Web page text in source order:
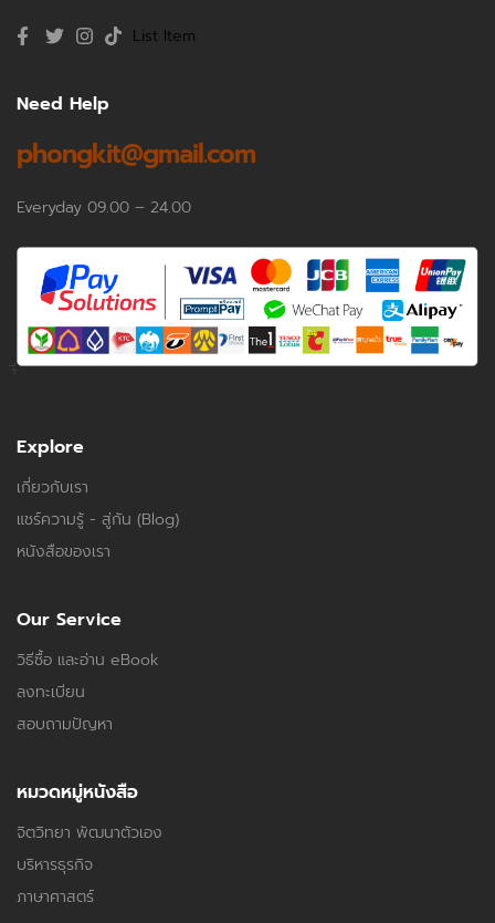
List Item
Need Help
phongkit@gmail.com
Everyday 09.00 – 24.00
Explore
เกี่ยวกับเรา
แชร์ความรู้ - สู่กัน (Blog)
หนังสือของเรา
Our Service
วิธีซื้อ และอ่าน eBook
ลงทะเบียน
สอบถามปัญหา
หมวดหมู่หนังสือ
จิตวิทยา พัฒนาตัวเอง
บริหารธุรกิจ
ภาษาศาสตร์